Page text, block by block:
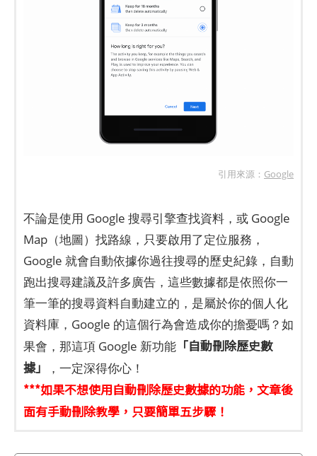
引用來源： Google
不論是使用 Google 搜尋引擎查找資料，或 Google
Map（地圖）找路線，只要啟用了定位服務，
Google 就會自動依據你過往搜尋的歷史紀錄，自動
跑出搜尋建議及許多廣告，這些數據都是依照你一
筆一筆的搜尋資料自動建立的，是屬於你的個人化
資料庫，Google 的這個行為會造成你的擔憂嗎？如
果會，那這項 Google 新功能 「自動刪除歷史數
據」
，一定深得你心！
***如果不想使用自動刪除歷史數據的功能，文章後
面有手動刪除教學，只要簡單五步驟！